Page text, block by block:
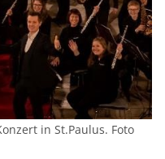
in St.Paulus. Foto